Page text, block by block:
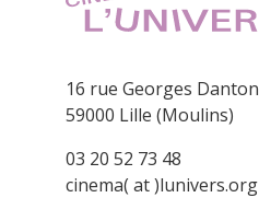
16 rue Georges Danton
59000 Lille (Moulins)
03 20 52 73 48
cinema( at )lunivers.org